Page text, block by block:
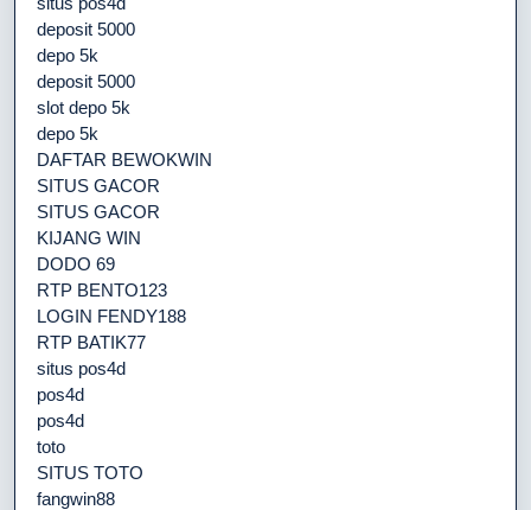
deposit 5000
depo 5k
deposit 5000
slot depo 5k
depo 5k
DAFTAR BEWOKWIN
SITUS GACOR
SITUS GACOR
KIJANG WIN
DODO 69
RTP BENTO123
LOGIN FENDY188
RTP BATIK77
situs pos4d
pos4d
pos4d
toto
SITUS TOTO
fangwin88